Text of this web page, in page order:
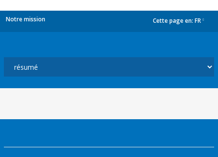
Notre mission Cette page en: FR